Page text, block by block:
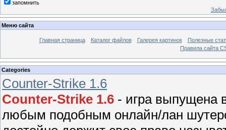
запомнить
Меню сайта
Главная страница Каталог файлов Галерея картинок
Полезные
Правила сайта
Categories
Counter-Strike 1.6
Counter-Strike 1.6 - игра выпущена
любым подобным онлайн/лан